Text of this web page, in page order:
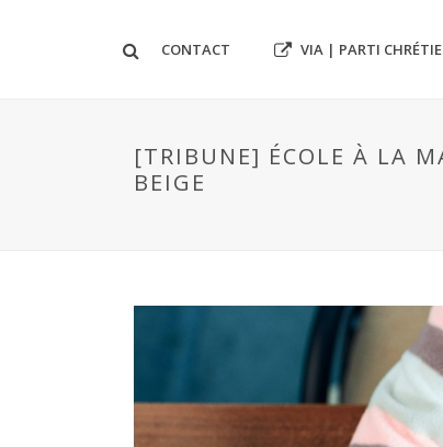
VIA | PARTI
CONTACT
[TRIBUNE] ÉCOLE À LA
BEIGE